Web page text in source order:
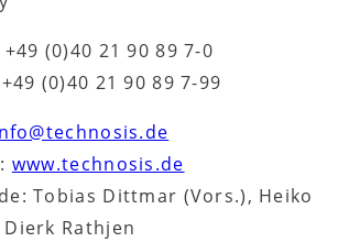
(0)40 21 90 89 7-0
(0)40 21 90 89 7-99
www.technosis.de
Tobias Dittmar (Vors.), Heiko
Rathjen